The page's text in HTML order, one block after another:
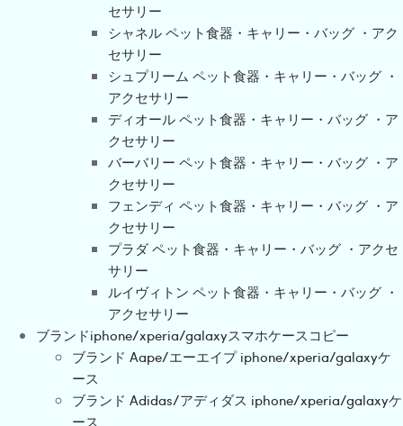
セサリー
シャネル ペット食器・キャリー・バッグ ・アク
セサリー
シュプリーム ペット食器・キャリー・バッグ ・
アクセサリー
ディオール ペット食器・キャリー・バッグ ・ア
クセサリー
バーバリー ペット食器・キャリー・バッグ ・ア
クセサリー
フェンディ ペット食器・キャリー・バッグ ・ア
クセサリー
プラダ ペット食器・キャリー・バッグ ・アクセ
サリー
ルイヴィトン ペット食器・キャリー・バッグ ・
アクセサリー
ブランドiphone/xperia/galaxyスマホケースコピー
ブランド Aape/エーエイプ iphone/xperia/galaxyケ
ース
ブランド Adidas/アディダス iphone/xperia/galaxyケ
ース